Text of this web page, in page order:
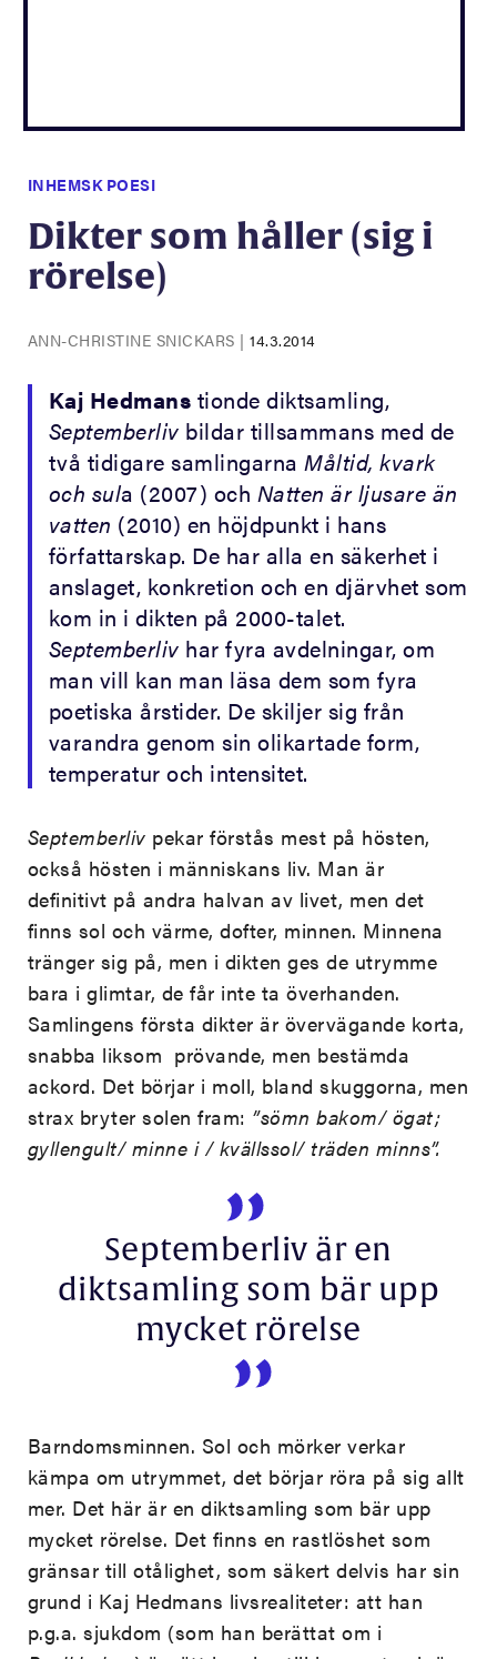
INHEMSK POESI
Dikter som håller (sig i
rörelse)
ANN-CHRISTINE SNICKARS |14.3.2014
Kaj Hedmans tionde diktsamling,
Septemberliv bildar tillsammans med de
två tidigare samlingarnaMåltid, kvark
och sula (2007) och Natten är ljusare än
vatten (2010) en höjdpunkt i hans
författarskap. De har alla en säkerhet i
anslaget, konkretion och en djärvhet som
kom in i dikten på 2000-talet.
Septemberliv har fyra avdelningar, om
man vill kan man läsa dem som fyra
poetiska årstider. De skiljer sig från
varandra genom sin olikartade form,
temperatur och intensitet.
Septemberliv pekar förstås mest på hösten,
också hösten i människans liv. Man är
definitivt på andra halvan av livet, men det
finns sol och värme, dofter, minnen. Minnena
tränger sig på, men i dikten ges de utrymme
bara i glimtar, de får inte ta överhanden.
Samlingens första dikter är övervägande korta,
snabba liksom prövande, men bestämda
ackord. Det börjar i moll, bland skuggorna, men
strax bryter solen fram: ”sömn bakom/ ögat;
gyllengult/ minne i / kvällssol/ träden minns”.
Septemberliv är en
diktsamling som bär upp
mycket rörelse
Barndomsminnen. Sol och mörker verkar
kämpa om utrymmet, det börjar röra på sig allt
mer. Det här är en diktsamling som bär upp
mycket rörelse. Det finns en rastlöshet som
gränsar till otålighet, som säkert delvis har sin
grund i Kaj Hedmans livsrealiteter: att han
p.g.a. sjukdom (som han berättat om i